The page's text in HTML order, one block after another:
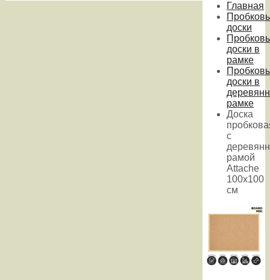
Главная
доски
доски в
рамке
доски в
рамке
Доска
с
рамой
Attache
100х100
см